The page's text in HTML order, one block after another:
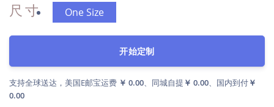
尺寸 One Size
开始定制
支持全球送达，美国E邮宝运费 ￥ 0.00、同城自提 ￥ 0.00、国内到付￥
0.00